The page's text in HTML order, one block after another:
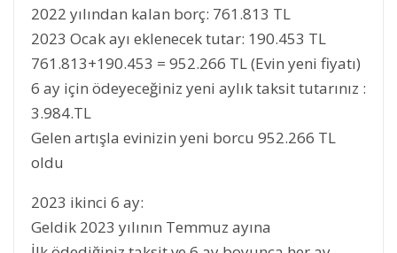
2022 yılından kalan borç: 761.813 TL
2023 Ocak ayı eklenecek tutar: 190.453 TL
761.813+190.453 = 952.266 TL (Evin yeni fiyatı)
6 ay için ödeyeceğiniz yeni aylık taksit tutarınız :
3.984.TL
Gelen artışla evinizin yeni borcu 952.266 TL
oldu
2023 ikinci 6 ay:
Geldik 2023 yılının Temmuz ayına